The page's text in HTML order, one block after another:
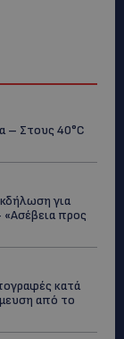
– Στους 40°C
για
«Ασέβεια προς
κατά
από το